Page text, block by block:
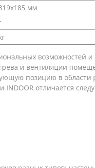
мм
и вентиляции
позицию в области
INDOOR отличается